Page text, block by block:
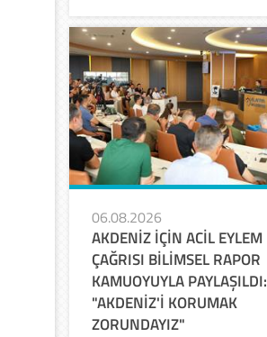
06.08.2026
AKDENİZ İÇİN ACİL EYLEM
ÇAĞRISI BİLİMSEL RAPOR
KAMUOYUYLA PAYLAŞILDI:
"AKDENİZ'İ KORUMAK
ZORUNDAYIZ"